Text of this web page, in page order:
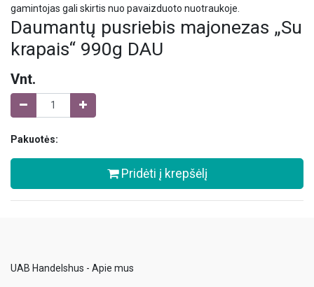
gamintojas gali skirtis nuo pavaizduoto nuotraukoje.
Daumantų pusriebis majonezas „Su
krapais“ 990g DAU
Vnt.
Pakuotės:
Pridėti į krepšėlį
UAB Handelshus - Apie mus